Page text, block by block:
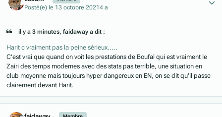
Posté(e) le 13 octobre 20214 a
il y a 3 minutes, faidaway a dit :
Harit c vraiment pas la peine sérieux.....
C'est vrai que quand on voit les prestations de Boufal qui est vraiment le
Zairi des temps modernes avec des stats pas terrible, une situation en
club moyenne mais toujours hyper dangereux en EN, on se dit qu'il passe
clairement devant Harit.